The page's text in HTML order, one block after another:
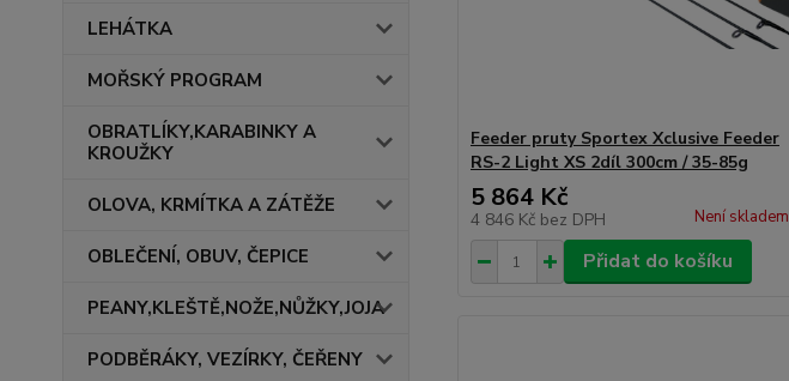
LEHÁTKA
MOŘSKÝ PROGRAM
OBRATLÍKY,KARABINKY A
KROUŽKY
OLOVA, KRMÍTKA A ZÁTĚŽE
OBLEČENÍ, OBUV, ČEPICE
PEANY,KLEŠTĚ,NOŽE,NŮŽKY,JOJA
PODBĚRÁKY, VEZÍRKY, ČEŘENY
Feeder pruty Sportex Xclusive Feeder
RS-2 Light XS 2díl 300cm / 35-85g
5 864 Kč
4 846 Kč bez DPH Není skladem
Přidat do košíku